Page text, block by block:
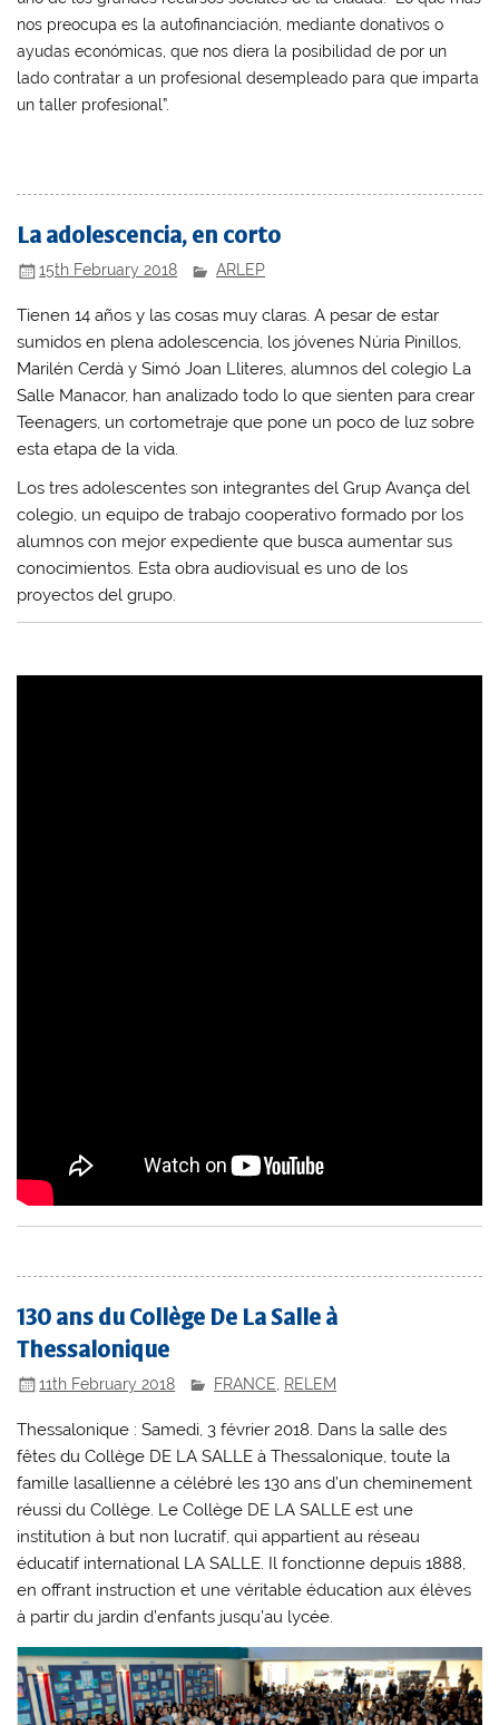
nos preocupa es la autofinanciación, mediante donativos o
ayudas económicas, que nos diera la posibilidad de por un
lado contratar a un profesional desempleado para que imparta
un taller profesional”.
La adolescencia, en corto
15th February 2018 ARLEP
Tienen 14 años y las cosas muy claras. A pesar de estar
sumidos en plena adolescencia, los jóvenes Núria Pinillos,
Marilén Cerdà y Simó Joan Lliteres, alumnos del colegio La
Salle Manacor, han analizado todo lo que sienten para crear
Teenagers, un cortometraje que pone un poco de luz sobre
esta etapa de la vida.
Los tres adolescentes son integrantes del Grup Avança del
colegio, un equipo de trabajo cooperativo formado por los
alumnos con mejor expediente que busca aumentar sus
conocimientos. Esta obra audiovisual es uno de los
proyectos del grupo.
130 ans du Collège De La Salle à
Thessalonique
11th February 2018 FRANCE RELEM
Thessalonique : Samedi, 3 février 2018. Dans la salle des
fêtes du Collège DE LA SALLE à Thessalonique, toute la
famille lasallienne a célébré les 130 ans d’un cheminement
réussi du Collège. Le Collège DE LA SALLE est une
institution à but non lucratif, qui appartient au réseau
éducatif international LA SALLE. Il fonctionne depuis 1888,
en offrant instruction et une véritable éducation aux élèves
à partir du jardin d’enfants jusqu’au lycée.